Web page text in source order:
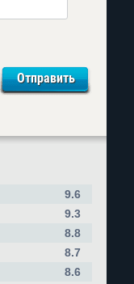
9.6
9.3
8.8
8.7
8.6